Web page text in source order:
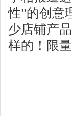
性”的创意
少店铺产
样的！限